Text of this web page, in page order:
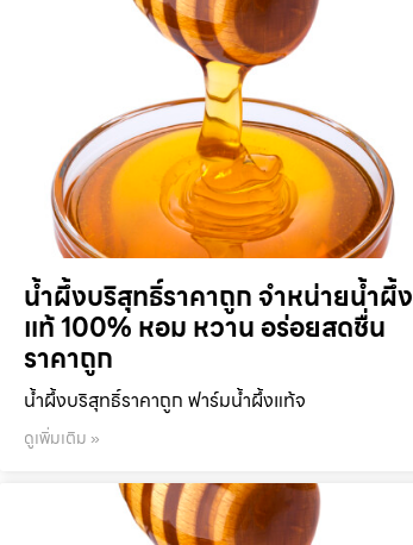
น้ำผึ้งบริสุทธิ์ราคาถูก จำหน่ายน้ำผึ้ง
แท้ 100% หอม หวาน อร่อยสดชื่น
ราคาถูก
น้ำผึ้งบริสุทธิ์ราคาถูก ฟาร์มน้ำผึ้งแท้จ
ดูเพิ่มเติม »